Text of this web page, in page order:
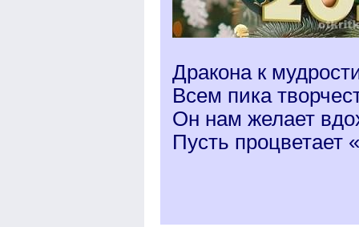
Дракона к
Всем пика
Он нам желает
Пусть процветает